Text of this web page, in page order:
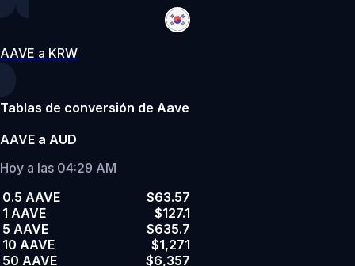
AAVE a KRW
Tablas de conversión de Aave
AAVE a AUD
Hoy a las 04:29 AM
0.5 AAVE
$63.57
1 AAVE
$127.1
5 AAVE
$635.7
10 AAVE
$1,271
50 AAVE
$6,357